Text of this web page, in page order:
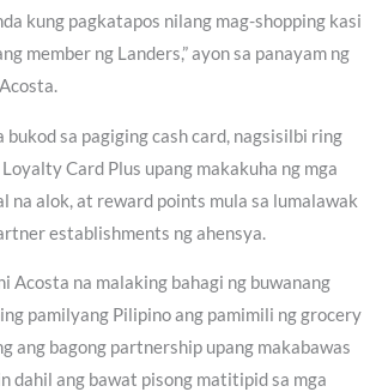
kung pagkatapos nilang mag-shopping kasi
member ng Landers,” ayon sa panayam ng
bukod sa pagiging cash card, nagsisilbi ring
Card Plus upang makakuha ng mga
na alok, at reward points mula sa lumalawak
establishments ng ahensya.
Acosta na malaking bahagi ng buwanang
pamilyang Pilipino ang pamimili ng grocery
ang bagong partnership upang makabawas
dahil ang bawat pisong matitipid sa mga